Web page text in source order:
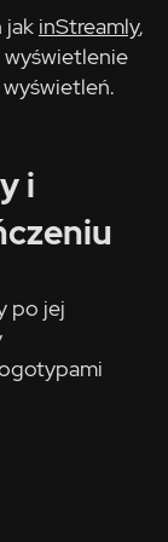
jak inStreamly,
wyświetlenie
wyświetleń.
i
po jej